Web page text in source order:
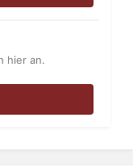
hier an.